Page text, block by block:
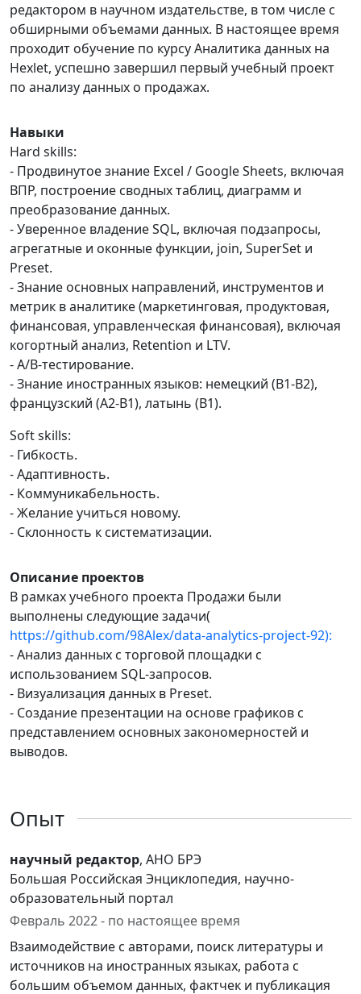
редактором в научном издательстве, в том числе с
обширными объемами данных. В настоящее время
проходит обучение по курсу Аналитика данных на
Hexlet, успешно завершил первый учебный проект
по анализу данных о продажах.
Навыки
Hard skills:
- Продвинутое знание Excel / Google Sheets, включая
ВПР, построение сводных таблиц, диаграмм и
преобразование данных.
- Уверенное владение SQL, включая подзапросы,
агрегатные и оконные функции, join, SuperSet и
Preset.
- Знание основных направлений, инструментов и
метрик в аналитике (маркетинговая, продуктовая,
финансовая, управленческая финансовая), включая
когортный анализ, Retention и LTV.
- A/B-тестирование.
- Знание иностранных языков: немецкий (B1-B2),
французский (A2-B1), латынь (B1).
Soft skills:
- Гибкость.
- Адаптивность.
- Коммуникабельность.
- Желание учиться новому.
- Склонность к систематизации.
Описание проектов
В рамках учебного проекта Продажи были
выполнены следующие задачи(
https://github.com/98Alex/data-analytics-project-92):
- Анализ данных с торговой площадки с
использованием SQL-запросов.
- Визуализация данных в Preset.
- Создание презентации на основе графиков с
представлением основных закономерностей и
выводов.
Опыт
научный редактор, АНО БРЭ
Большая Российская Энциклопедия, научно-
образовательный портал
Февраль 2022 - по настоящее время
Взаимодействие с авторами, поиск литературы и
источников на иностранных языках, работа с
большим объемом данных, фактчек и публикация